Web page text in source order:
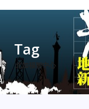
Tag
北加福智中心